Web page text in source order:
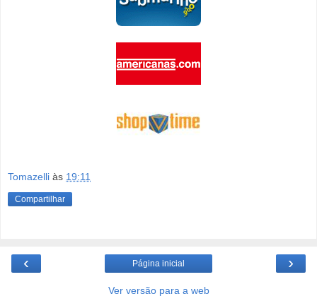
Tomazelli às 19:11
Compartilhar
‹ ›
Página inicial
Ver versão para a web